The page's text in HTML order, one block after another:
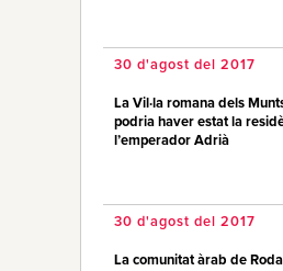
30 d'agost del 2017
La Vil·la romana dels
podria haver estat la
l’emperador Adrià
30 d'agost del 2017
La comunitat àrab de